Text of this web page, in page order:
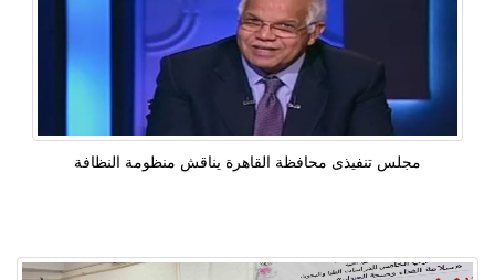
مجلس تنفيذى محافظة القاهرة يناقش منظومة النظافة